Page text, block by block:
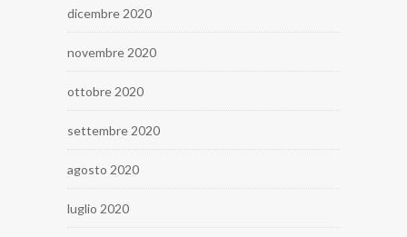
dicembre 2020
novembre 2020
ottobre 2020
settembre 2020
agosto 2020
luglio 2020